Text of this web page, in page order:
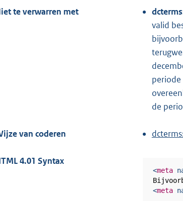
te verwarren met
valid
de
van coderen
4.01 Syntax
<meta
<meta